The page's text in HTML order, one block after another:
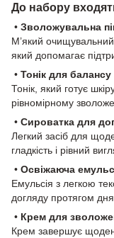
До набору
• Зволожувальна
М’який
який допомагає
• Тонік для
Тонік, який готує
рівномірному
• Сироватка для
Легкий засіб для
гладкість і рівний
• Освіжаюча
Емульсія з легкою
догляду протягом
• Крем для
Крем завершує